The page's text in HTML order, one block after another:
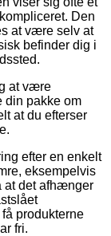
Den
at være selv at
befinder dig i
at være
din pakke om
at du efterser
efter en enkelt
eksempelvis
at det afhænger
produkterne
fri.